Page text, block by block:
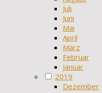
Juli
Juni
Mai
April
März
Februar
Januar
2019
Dezember